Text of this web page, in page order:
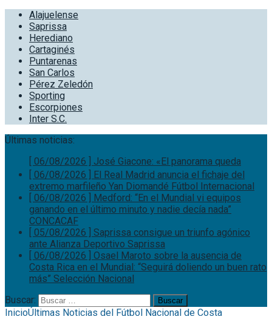
Alajuelense
Saprissa
Herediano
Cartaginés
Puntarenas
San Carlos
Pérez Zeledón
Sporting
Escorpiones
Inter S.C.
Últimas noticias:
[ 06/08/2026 ] El Real Madrid anuncia el fichaje del
extremo marfileño Yan DiomandéFútbol Internacional
[ 06/08/2026 ]Medford: “En el Mundial vi equipos
ganando en el último minuto y nadie decía nada”
CONCACAF
[ 05/08/2026 ]
ante AlianzaDeportivo Saprissa
[ 06/08/2026 ]Osael Maroto sobre la ausencia de
Costa Rica en el Mundial: “Seguirá doliendo un buen rato
más” Selección Nacional
[ 06/08/2026 ]José Giacone: «El panorama queda
Buscar: